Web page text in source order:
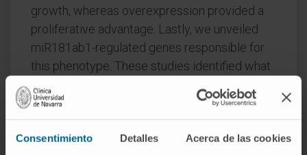
Consentimiento Detalles Acerca de las cookies
growth, whereas overexpression provided a
proliferative advantage. Lastly, we unveiled
miR181ab1-regulated genes responsible for
this phenotype. These studies identified what
we believe to be a previously unknown role for
miR181ab1 as a potential therapeutic target in
2 highly aggressive and difficult to treat KRAS-
mutated cancers.